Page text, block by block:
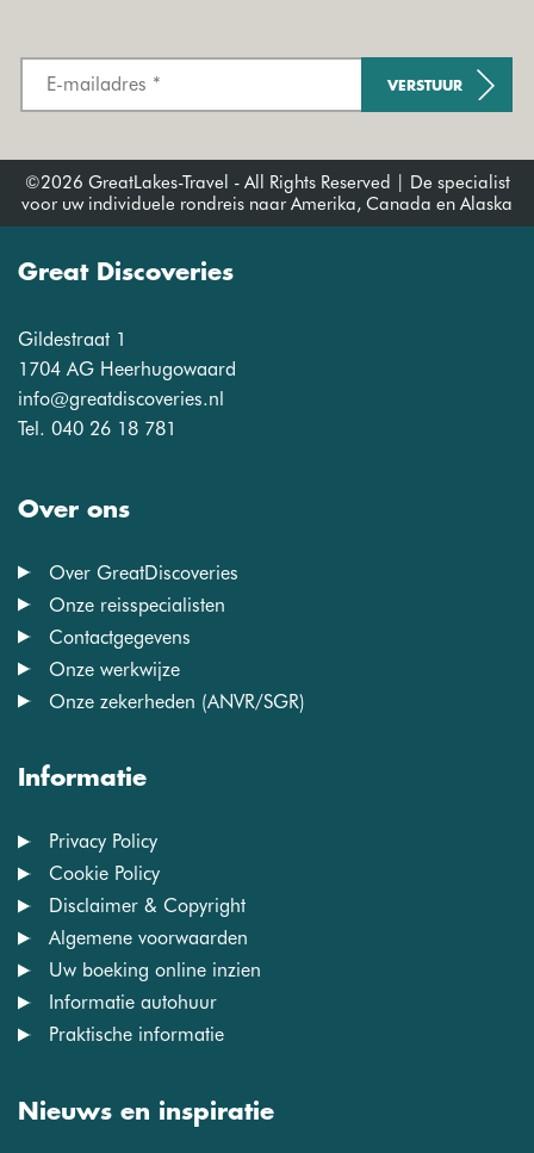
VERSTUUR
©2026 GreatLakes-Travel - All Rights Reserved | De specialist
voor uw individuele rondreis naar Amerika, Canada en Alaska
Great Discoveries
Gildestraat 1
1704 AG Heerhugowaard
info@greatdiscoveries.nl
Tel. 040 26 18 781
Over ons
Over GreatDiscoveries
Onze reisspecialisten
Contactgegevens
Onze werkwijze
Onze zekerheden (ANVR/SGR)
Informatie
Privacy Policy
Cookie Policy
Disclaimer & Copyright
Algemene voorwaarden
Uw boeking online inzien
Informatie autohuur
Praktische informatie
Nieuws en inspiratie